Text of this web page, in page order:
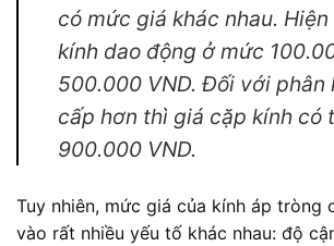
có mức giá khác nhau. Hiện
kính dao động ở mức
500.000 VND. Đối với phân
cấp hơn thì giá cặp kính có
900.000 VND.
Tuy nhiên, mức giá của kính áp tròng
vào rất nhiều yếu tố khác nhau: độ